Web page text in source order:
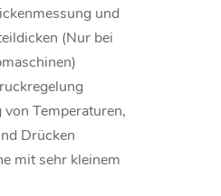
und
(Nur bei
Temperaturen,
Drücken
mit sehr kleinem